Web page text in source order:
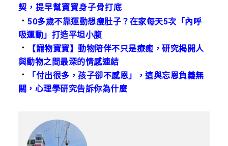
契，提早幫寶寶身子骨打底
．50多歲不靠運動想瘦肚子？在家每天5次「內呼
吸運動」打造平坦小腹
．
【寵物寶寶】動物陪伴不只是療癒，研究揭開人
與動物之間最深的情感連結
．
「付出很多，孩子卻不感恩」，這與忘恩負義無
關，心理學研究告訴你為什麼